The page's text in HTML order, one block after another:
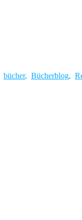
bücher, Bücherblog,